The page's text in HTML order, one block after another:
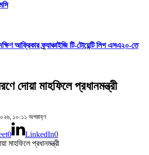
আফ্রিকার ফ্র্যাঞ্চাইজি টি-টোয়েন্টি লিগ এসএ২০-তে
দোয়া মাহফিলে প্রধানমন্ত্রী
১০:১১ অপরাহ্ণ
0 LinkedIn0